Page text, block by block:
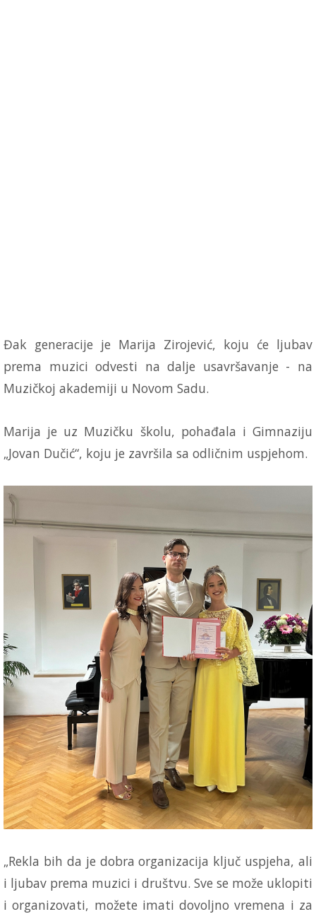
Đak generacije je Marija Zirojević, koju će ljubav
prema muzici odvesti na dalje usavršavanje - na
Muzičkoj akademiji u Novom Sadu.
Marija je uz Muzičku školu, pohađala i Gimnaziju
„Jovan Dučić“, koju je završila sa odličnim uspjehom.
„Rekla bih da je dobra organizacija ključ uspjeha, ali
i ljubav prema muzici i društvu. Sve se može uklopiti
i organizovati, možete imati dovoljno vremena i za